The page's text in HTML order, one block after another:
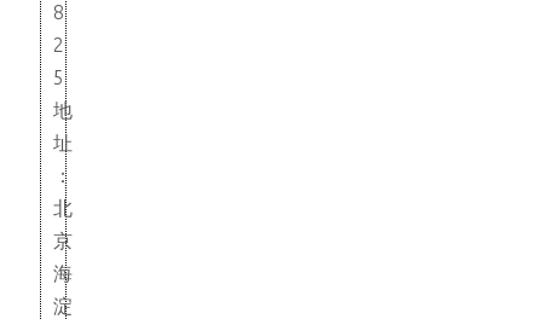
8
2
5
地
址
：
北
京
海
淀